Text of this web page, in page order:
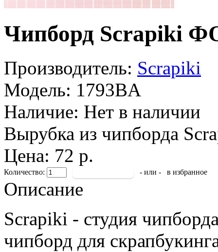
Чипборд
Производитель: Scrapiki
Модель: 1793BA
Наличие: Нет в наличии
Вырубка из чипборда
Цена: 72 р.
Количество: - или - в избранное
Описание
Scrapiki - студия
чипборд для